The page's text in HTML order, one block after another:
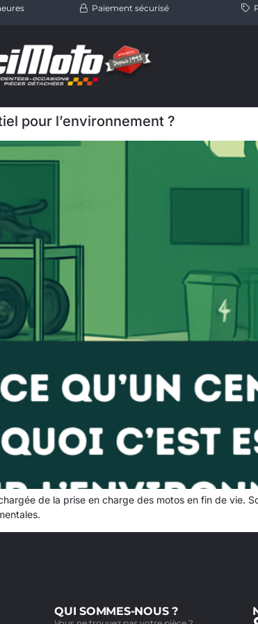
Paiement sécurisé
pour l’environnement ?
de la prise en charge des motos en fin de vie.
QUI SOMMES-NOUS ?